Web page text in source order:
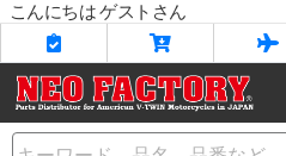
こんにちは ゲストさん
Name